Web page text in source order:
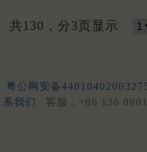
共130，分3页显示
粤公网安备
系我们
客服：+86 136